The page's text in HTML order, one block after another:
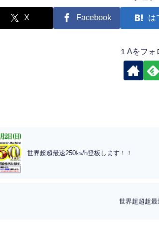
X Facebook は
１Aをフォ
世界超超最速250㎞/h登板します！！
世界超超超